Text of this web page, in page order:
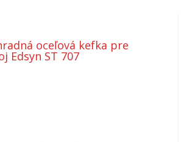
oceľová kefka pre
Edsyn ST 707